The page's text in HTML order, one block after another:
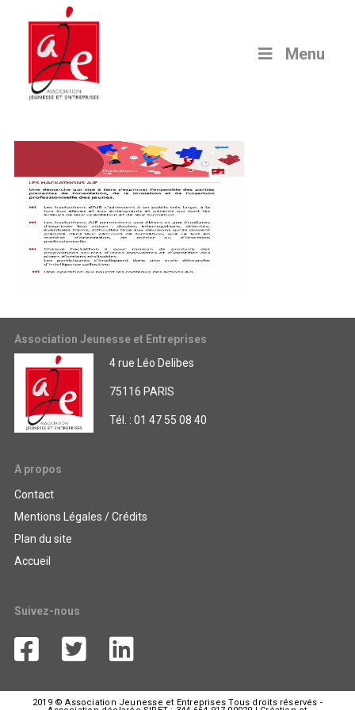
Menu
Association Jeunesse et Entreprises
4 rue Léo Delibes
75116 PARIS
Tél. : 01 47 55 08 40
A propos
Contact
Mentions Légales / Crédits
Plan du site
Accueil
Suivez-nous
2019 © Association Jeunesse et Entreprises Tous droits réservés -